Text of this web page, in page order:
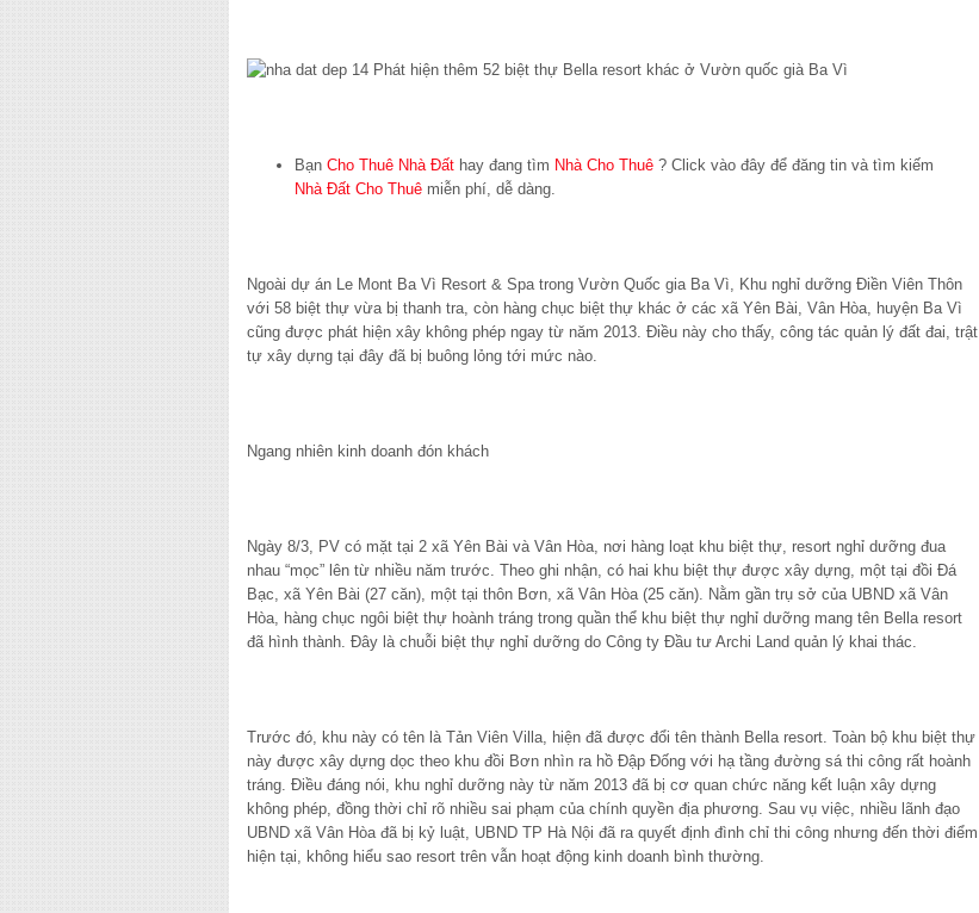
Bạn Cho Thuê Nhà Đất hay đang tìm Nhà Cho Thuê ? Click vào đây để đăng tin và tìm kiếm
Nhà Đất Cho Thuê miễn phí, dễ dàng.
Ngoài dự án Le Mont Ba Vì Resort & Spa trong Vườn Quốc gia Ba Vì, Khu nghỉ dưỡng Điền Viên Thôn
với 58 biệt thự vừa bị thanh tra, còn hàng chục biệt thự khác ở các xã Yên Bài, Vân Hòa, huyện Ba Vì
cũng được phát hiện xây không phép ngay từ năm 2013. Điều này cho thấy, công tác quản lý đất đai, trật
tự xây dựng tại đây đã bị buông lỏng tới mức nào.
Ngang nhiên kinh doanh đón khách
Ngày 8/3, PV có mặt tại 2 xã Yên Bài và Vân Hòa, nơi hàng loạt khu biệt thự, resort nghỉ dưỡng đua
nhau “mọc” lên từ nhiều năm trước. Theo ghi nhận, có hai khu biệt thự được xây dựng, một tại đồi Đá
Bạc, xã Yên Bài (27 căn), một tại thôn Bơn, xã Vân Hòa (25 căn). Nằm gần trụ sở của UBND xã Vân
Hòa, hàng chục ngôi biệt thự hoành tráng trong quần thể khu biệt thự nghỉ dưỡng mang tên Bella resort
đã hình thành. Đây là chuỗi biệt thự nghỉ dưỡng do Công ty Đầu tư Archi Land quản lý khai thác.
Trước đó, khu này có tên là Tản Viên Villa, hiện đã được đổi tên thành Bella resort. Toàn bộ khu biệt thự
này được xây dựng dọc theo khu đồi Bơn nhìn ra hồ Đập Đống với hạ tầng đường sá thi công rất hoành
tráng. Điều đáng nói, khu nghỉ dưỡng này từ năm 2013 đã bị cơ quan chức năng kết luận xây dựng
không phép, đồng thời chỉ rõ nhiều sai phạm của chính quyền địa phương. Sau vụ việc, nhiều lãnh đạo
UBND xã Vân Hòa đã bị kỷ luật, UBND TP Hà Nội đã ra quyết định đình chỉ thi công nhưng đến thời điểm
hiện tại, không hiểu sao resort trên vẫn hoạt động kinh doanh bình thường.